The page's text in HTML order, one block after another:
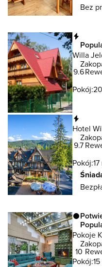
Bez
Willa
9.6
Pokój:
Hotel
9.7
Pokój:
Pokoje
10
Pokój: